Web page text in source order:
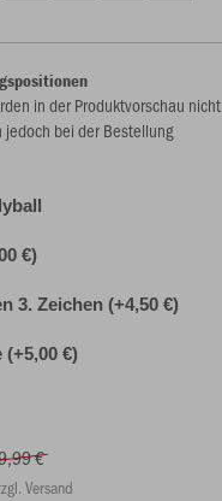
in der Produktvorschau nicht
jedoch bei der Bestellung
€)
3. Zeichen (+4,50 €)
(+5,00 €)
€
Versand